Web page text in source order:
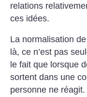
relations
ces idées.
La normalisation
là, ce n’est pas
le fait que lorsque
sortent dans une
personne ne